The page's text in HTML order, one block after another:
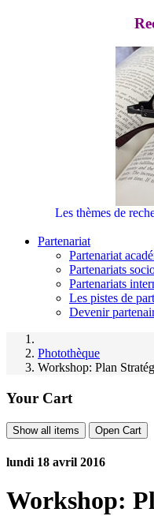
Les thèmes de
Partenariat
Partenariat
Partenariats
Partenariats
Les pistes de
Devenir
Photothèque
Workshop: Plan
Your Cart
Show all items Open Cart
lundi 18 avril 2016
Workshop: